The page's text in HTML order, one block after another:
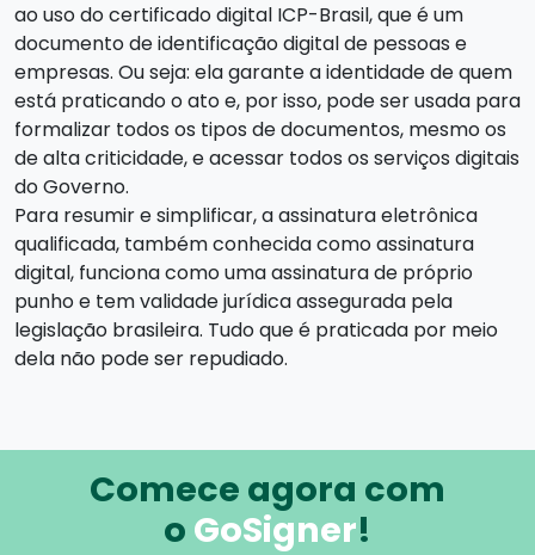
ao uso do certificado digital ICP-Brasil, que é um
documento de identificação digital de pessoas e
empresas. Ou seja: ela garante a identidade de quem
está praticando o ato e, por isso, pode ser usada para
formalizar todos os tipos de documentos, mesmo os
de alta criticidade, e acessar todos os serviços digitais
do Governo.
Para resumir e simplificar, a assinatura eletrônica
qualificada, também conhecida como assinatura
digital, funciona como uma assinatura de próprio
punho e tem validade jurídica assegurada pela
legislação brasileira. Tudo que é praticada por meio
dela não pode ser repudiado.
Comece agora com
o GoSigner!